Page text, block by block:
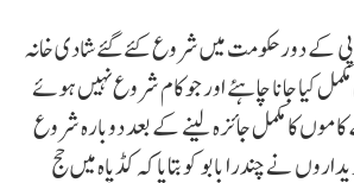
کے دور حکومت میں شروع کئے گئے شادی خانہ
کیا جانا چاہئے اور جو کام شروع نہیں ہوئے
کا مکمل جائزہ لینے کے بعد دوبارہ شروع
نے چندرا بابو کو بتایا کہ کڈپاہ میں حج